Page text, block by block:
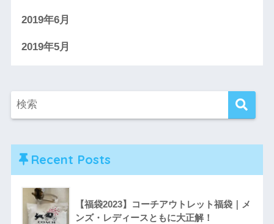
2019年6月
2019年5月
Recent Posts
【福袋2023】コーチアウトレット福袋｜メ
ンズ・レディースともに大正解！